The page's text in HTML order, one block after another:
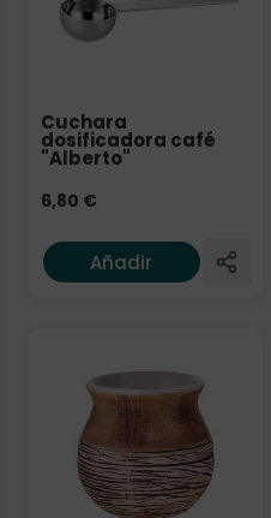
Cuchara
dosificadora café
"Alberto"
6,80 €
Añadir